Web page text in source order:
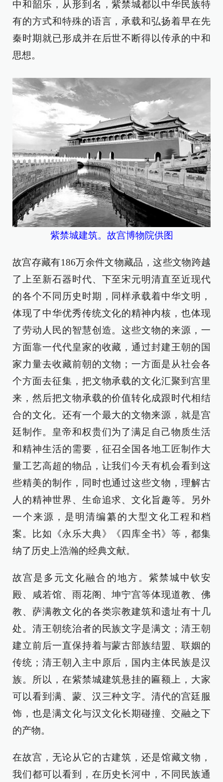
中和韶乐，从形到名，紫禁城都以中华民族特
有的方式和特殊的语言，承载和弘扬着早在先
秦时期就已形成并在后世不断得以传承的中和
思想。
紫禁城建筑。故宫博物院供图
故宫存藏有186万余件文物藏品，这些文物跨越
了上至新石器时代、下至宋元明清直至近现代
的各个不同历史时期，同样承载着中华文明，
体现了中华优秀传统文化的精神内核，也体现
了劳动人民的智慧创造。这些文物的来源，一
方面靠一代代皇家的收藏，通过封建王朝的国
家力量去收藏前朝的文物；一方面是从社会各
个方面去征集，把文物承载的文化汇聚到宫里
来，然后把文物承载的价值转化成跟时代相结
合的文化。还有一个最大的文物来源，就是宫
廷制作。皇帝和权贵们为了满足自己物质生活
和精神生活的需要，征召全国各地工匠制作大
量工艺高超的物品，让我们今天有机会看到这
些精美的制作，同时也通过这些文物，理解古
人的精神世界、生命追求、文化旨趣等。另外
一个来源，是明清编纂的大型文化工程和档
案。比如《永乐大典》《四库全书》等，都集
纳了历史上浩瀚的经典文献。
故宫是多元文化融合的地方。紫禁城中钦安
殿、咸若馆、雨花阁、坤宁宫等体现道教、佛
教、萨满教文化的各类宗教建筑和遗址有十几
处。清王朝统治者的民族文字是满文；清王朝
建立前后一直保持着与蒙古部族结盟、联姻的
传统；清王朝入主中原后，国内主体民族是汉
族。所以，在紫禁城建筑悬挂的匾额上，大家
可以看到满、蒙、汉三种文字。清代的宫廷服
饰，也是满文化与汉文化长期碰撞、交融之下
的产物。
在故宫，无论从它的古建筑，还是馆藏文物，
我们都可以看到，在历史长河中，不同民族通